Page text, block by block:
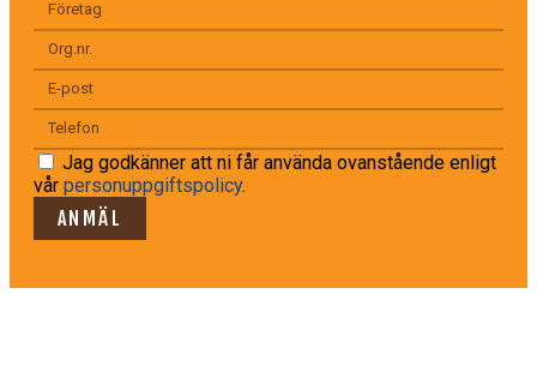
Jag godkänner att ni får använda ovanstående enligt
vår personuppgiftspolicy.
ANMÄL